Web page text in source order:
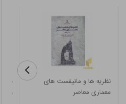
نظریه ها و مانیفست های
معماری معاصر
و